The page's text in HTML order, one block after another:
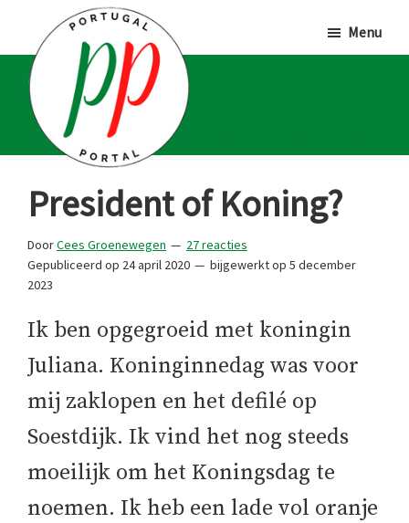
hoofd
inhoud
eerste
sidebar
voettekst
Portal
Portugalliefhebbers
en
-
Menu
President of Koning?
DoorCees Groenewegen
27 reacties
Gepubliceerd op 24 april 2020 bijgewerkt op 5 december
2023
Ik ben opgegroeid met koningin
Juliana. Koninginnedag was voor
mij zaklopen en het defilé op
Soestdijk. Ik vind het nog steeds
moeilijk om het Koningsdag te
noemen. Ik heb een lade vol oranje